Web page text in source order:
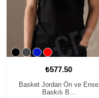
₺577.50
Basket Jordan Ön ve Ense
Baskılı B...